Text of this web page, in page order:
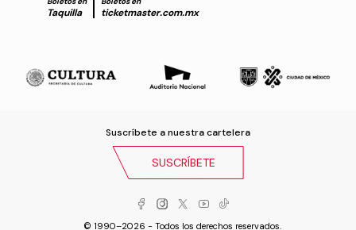
Taquilla ticketmaster.com.mx
Suscríbete a nuestra cartelera
SUSCRÍBETE
© 1990–2026 - Todos los derechos reservados.